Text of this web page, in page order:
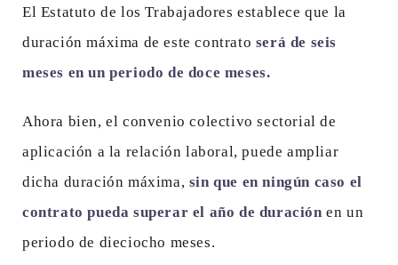
El Estatuto de los Trabajadores establece que la
duración máxima de este contrato será de seis
meses en un periodo de doce meses.
Ahora bien, el convenio colectivo sectorial de
aplicación a la relación laboral, puede ampliar
dicha duración máxima, sin que en ningún caso el
contrato pueda superar el año de duración en un
periodo de dieciocho meses.